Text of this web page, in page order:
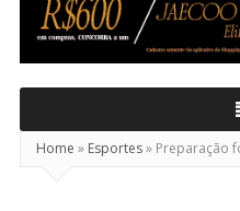
Home » Esportes» Preparação